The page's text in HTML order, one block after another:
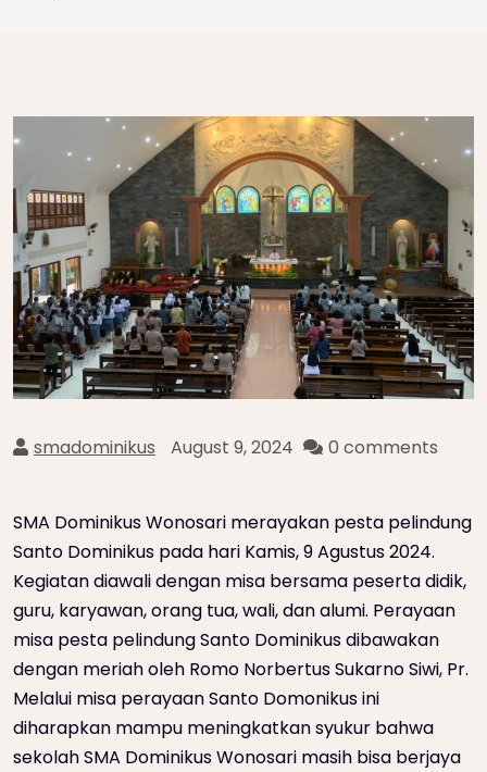
smadominikus August 9, 2024 0 comments
SMA Dominikus Wonosari merayakan pesta pelindung
Santo Dominikus pada hari Kamis, 9 Agustus 2024.
Kegiatan diawali dengan misa bersama peserta didik,
guru, karyawan, orang tua, wali, dan alumi. Perayaan
misa pesta pelindung Santo Dominikus dibawakan
dengan meriah oleh Romo Norbertus Sukarno Siwi, Pr.
Melalui misa perayaan Santo Domonikus ini
diharapkan mampu meningkatkan syukur bahwa
sekolah SMA Dominikus Wonosari masih bisa berjaya